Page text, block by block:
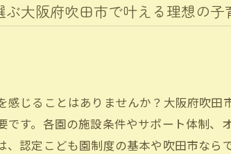
大阪府吹田市で叶える理想の子
感じることはありませんか？大阪府吹
す。各園の施設条件やサポート体制
、認定こども園制度の基本や吹田市な